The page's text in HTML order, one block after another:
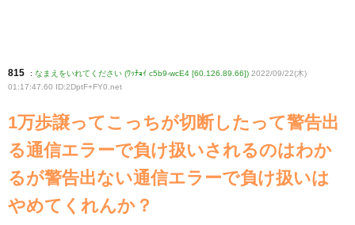
815 : なまえをいれてください (ﾜｯﾁｮｲ c5b9-wcE4 [60.126.89.66]) 2022/09/22(木)
01:17:47.60 ID:2DptF+FY0 .net
1万歩譲ってこっちが切断したって警告出
る通信エラーで負け扱いされるのはわか
るが警告出ない通信エラーで負け扱いは
やめてくれんか？